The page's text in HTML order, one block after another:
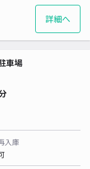
詳細へ
車場
入庫